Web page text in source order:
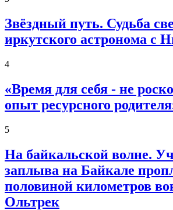
Звёздный путь. Судьба
иркутского астронома с
4
«Время для себя - не
опыт ресурсного
5
На байкальской волне.
заплыва на Байкале
половиной километров
Ольтрек